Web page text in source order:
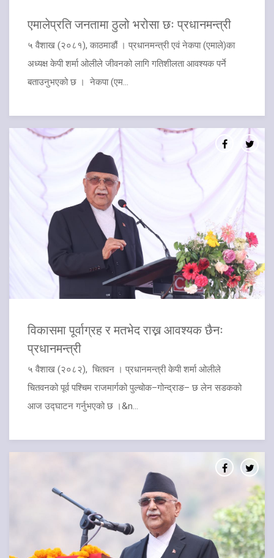
एमालेप्रति जनतामा ठुलो भरोसा छः प्रधानमन्त्री
५ वैशाख (२०८१), काठमाडौं । प्रधानमन्त्री एवं नेकपा (एमाले)का
अध्यक्ष केपी शर्मा ओलीले जीवनको लागि गतिशीलता आवश्यक पर्ने
बताउनुभएको छ । नेकपा (एम...
विकासमा पूर्वाग्रह र मतभेद राख्न आवश्यक छैनः
प्रधानमन्त्री
५ वैशाख (२०८२), चितवन । प्रधानमन्त्री केपी शर्मा ओलीले
चितवनको पूर्व पश्चिम राजमार्गको पुल्चोक–गोन्द्राङ– छ लेन सडकको
आज उद्घाटन गर्नुभएको छ ।&n...